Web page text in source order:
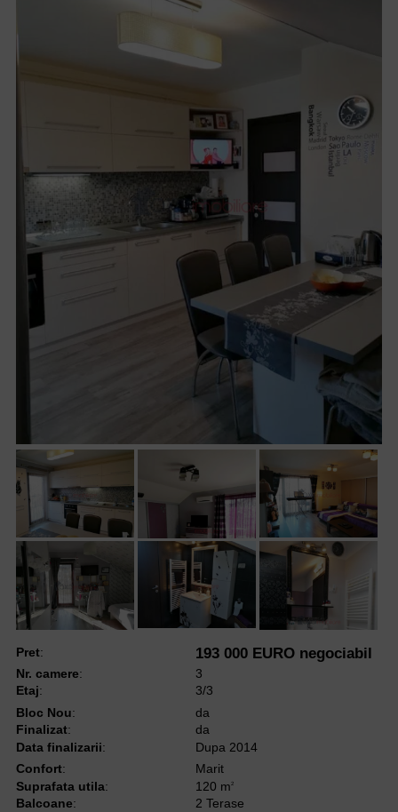
Pret: 193 000 EURO negociabil
Nr. camere:
3
Etaj:
3/3
Bloc Nou:
da
Finalizat:
da
Data finalizarii:
Dupa 2014
Confort:
Marit
Suprafata utila: 120 m2
Balcoane:
2 Terase